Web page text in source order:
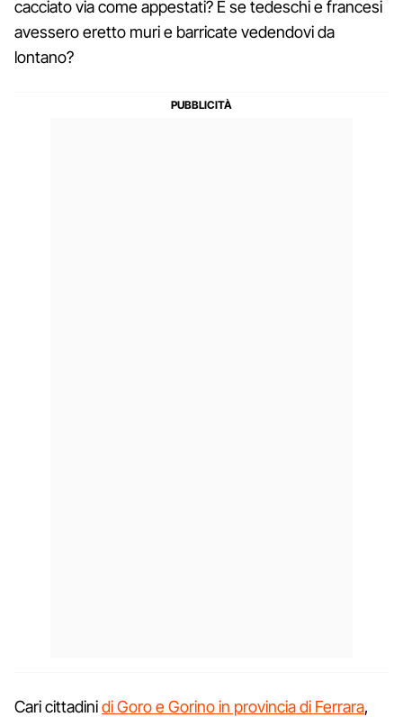
cacciato via come appestati? E se tedeschi e francesi
avessero eretto muri e barricate vedendovi da
lontano?
Cari cittadinidi Goro e Gorino in provincia di Ferrara,